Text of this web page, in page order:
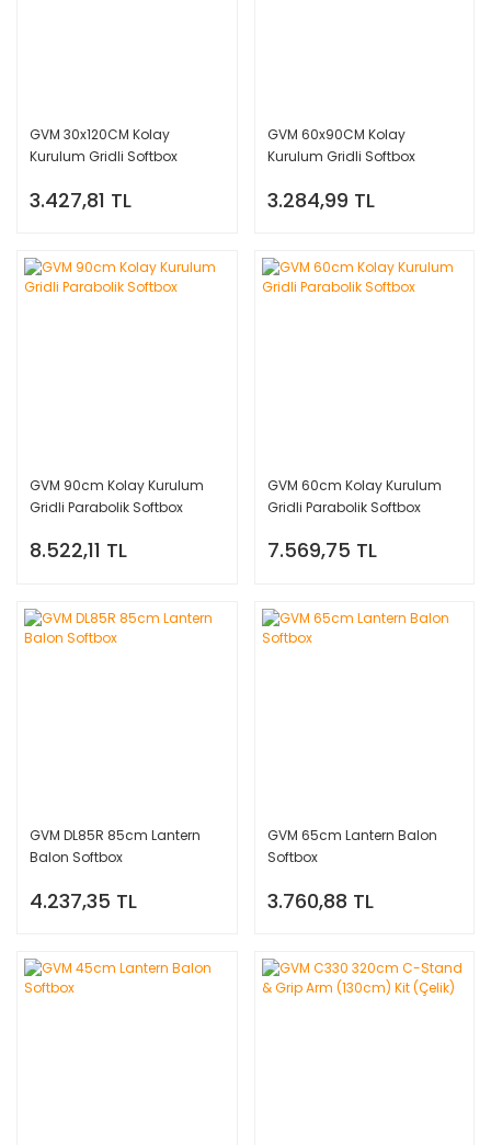
GVM 30x120CM Kolay
Kurulum Gridli Softbox
3.427,81 TL
GVM 60x90CM Kolay
Kurulum Gridli Softbox
3.284,99 TL
GVM 90cm Kolay Kurulum
Gridli Parabolik Softbox
8.522,11 TL
GVM 60cm Kolay Kurulum
Gridli Parabolik Softbox
7.569,75 TL
GVM DL85R 85cm Lantern
Balon Softbox
4.237,35 TL
GVM 65cm Lantern Balon
Softbox
3.760,88 TL